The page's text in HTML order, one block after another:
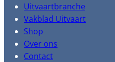
Uitvaartbranche
Vakblad Uitvaart
Shop
Over ons
Contact